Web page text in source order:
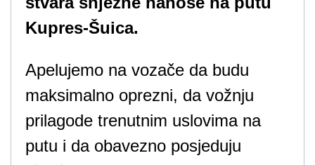
Kupres-Šuica.
Apelujemo na vozače da budu
maksimalno oprezni, da vožnju
prilagode trenutnim uslovima na
putu i da obavezno posjeduju